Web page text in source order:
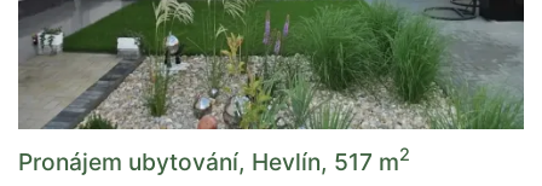
Pronájem ubytování, Hevlín, 517 m2